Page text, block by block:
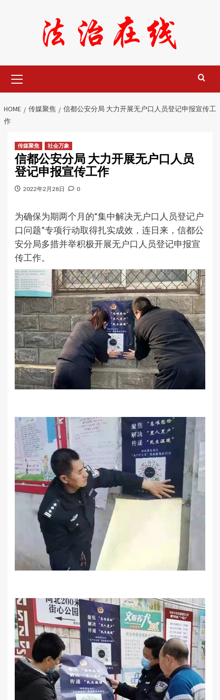
Menu
HOME 传媒聚焦
信都公安分局 大力开展无户口人员登记申报宣传工
作
传媒聚焦 社会万象
信都公安分局 大力开展无户口人员
登记申报宣传工作
2022年2月28日 0
为确保为期两个月的“集中解决无户口人员登记户
口问题”专项行动取得扎实成效，连日来，信都公
安分局多措并举积极开展无户口人员登记申报宣
传工作。